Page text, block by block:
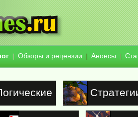
Обзоры и рецензии Анонсы